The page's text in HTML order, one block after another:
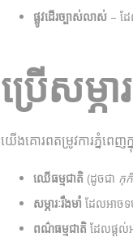
ផ្លូវដើរច្បាស់លាស់ – ដ
ប្រើ​សម្
យើងគោរព​តម្រូវការ​ភ្នំពេញ​
ឈើធម្មជាតិ (ដូចជា កុកិ
សម្ភារៈរឹងមាំ ដែល​អាច​
ពណ៌​ធម្មជាតិ ដែល​ផ្តល់​